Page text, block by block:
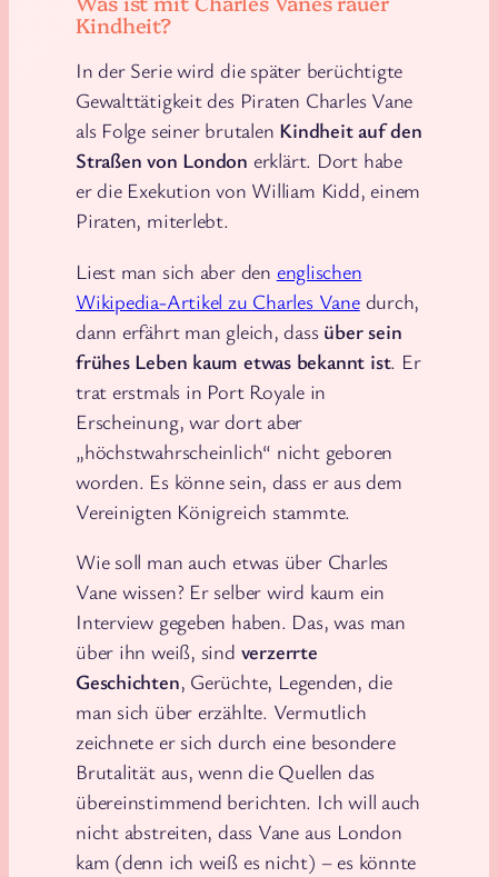
Kindheit?
In der Serie wird die später berüchtigte
Gewalttätigkeit des Piraten Charles Vane
als Folge seiner brutalen Kindheit auf den
Straßen von London erklärt. Dort habe
er die Exekution von William Kidd, einem
Piraten, miterlebt.
Liest man sich aber den englischen
Wikipedia-Artikel zu Charles Vanedurch,
dann erfährt man gleich, dass über sein
frühes Leben kaum etwas bekannt ist. Er
trat erstmals in Port Royale in
Erscheinung, war dort aber
„höchstwahrscheinlich“ nicht geboren
worden. Es könne sein, dass er aus dem
Vereinigten Königreich stammte.
Wie soll man auch etwas über Charles
Vane wissen? Er selber wird kaum ein
Interview gegeben haben. Das, was man
über ihn weiß, sind verzerrte
Geschichten, Gerüchte, Legenden, die
man sich über erzählte. Vermutlich
zeichnete er sich durch eine besondere
Brutalität aus, wenn die Quellen das
übereinstimmend berichten. Ich will auch
nicht abstreiten, dass Vane aus London
kam (denn ich weiß es nicht) – es könnte